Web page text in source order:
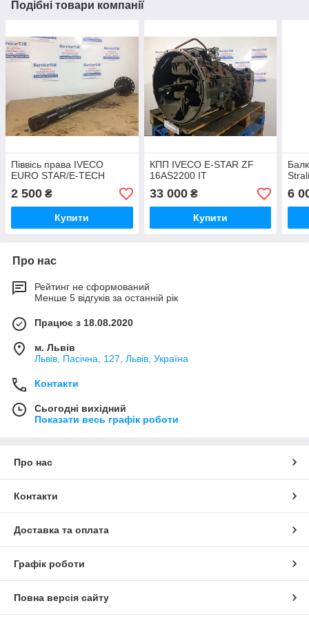
Подібні товари компанії
Піввісь права IVECO
EURO STAR/E-TECH
2 500 ₴
Купити
КПП IVECO E-STAR ZF
16AS2200 IT
33 000₴
Купити
6
Про нас
Рейтинг не сформований
Менше 5 відгуків за останній рік
Працює з 18.08.2020
м. Львів
Львів, Пасічна, 127, Львів, Україна
Контакти
Сьогодні вихідний
Показати весь графік роботи
Про нас
Контакти
Доставка та оплата
Графік роботи
Повна версія сайту